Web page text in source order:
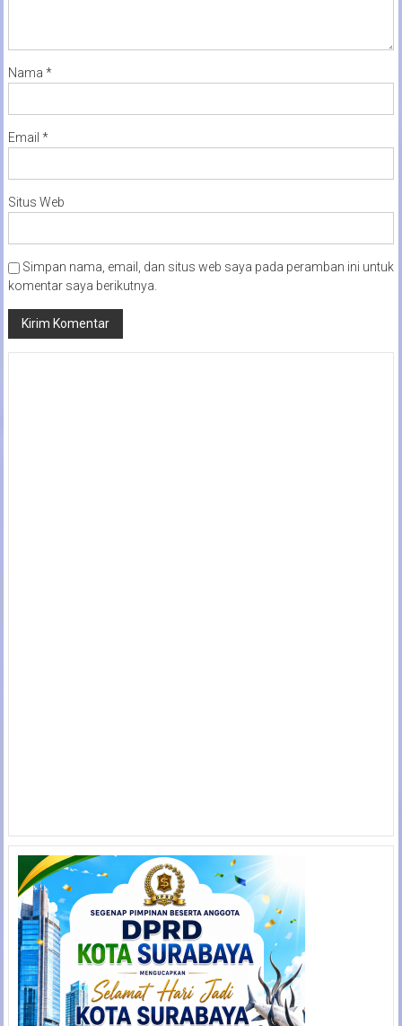
Nama *
Email *
Situs Web
Simpan nama, email, dan situs web saya pada peramban ini untuk
komentar saya berikutnya.